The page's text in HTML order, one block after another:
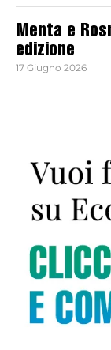
Menta e
edizione
17 Giugno 2026